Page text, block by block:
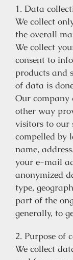
1. Data
We collect
the overall
We collect
consent to
products and
of data is
Our company
other way
visitors to our
compelled by
name,
your e-mail
anonymized
type,
part of the
generally, to
2. Purpose of
We collect